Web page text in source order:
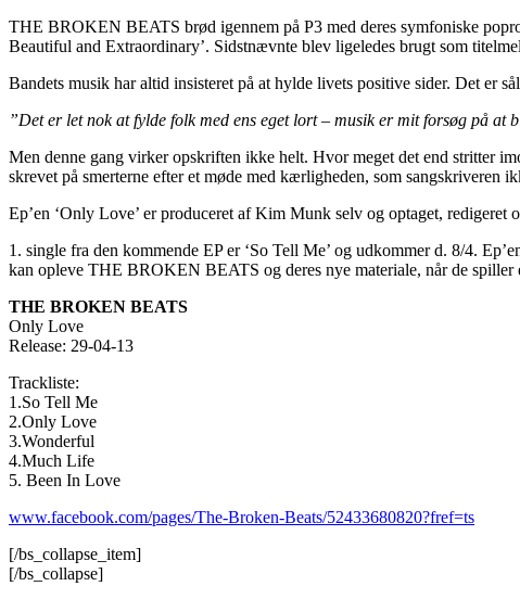
THE BROKEN BEATS brød igennem på P3 med deres symfoniske
Beautiful and Extraordinary’. Sidstnævnte blev ligeledes brugt som
Bandets musik har altid insisteret på at hylde livets positive sider. Det er
”Det er let nok at fylde folk med ens eget lort – musik er mit forsøg på at
Men denne gang virker opskriften ikke helt. Hvor meget det end stritter
skrevet på smerterne efter et møde med kærligheden, som sangskriveren
Ep’en ‘Only Love’ er produceret af Kim Munk selv og optaget,
1. single fra den kommende EP er ‘So Tell Me’ og udkommer d. 8/4.
kan opleve THE BROKEN BEATS og deres nye materiale, når de
THE BROKEN BEATS
Only Love
Release: 29-04-13
Trackliste:
1.So Tell Me
2.Only Love
3.Wonderful
4.Much Life
5. Been In Love
www.facebook.com/pages/The-Broken-Beats/52433680820?fref=ts
[/bs_collapse_item]
[/bs_collapse]